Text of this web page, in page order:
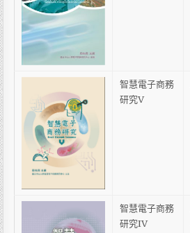
智慧電子商務
研究V
智慧電子商務
研究IV